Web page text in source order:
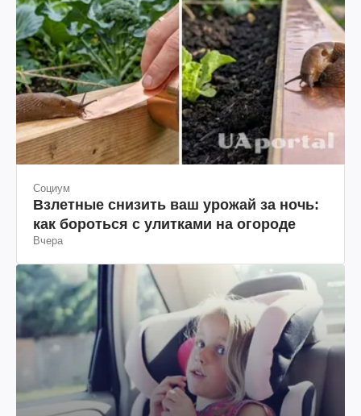
Социум
Взлетные снизить ваш урожай за ночь:
как бороться с улитками на огороде
Вчера